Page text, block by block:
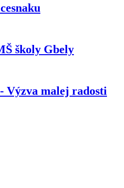
školy Gbely
Výzva malej radosti